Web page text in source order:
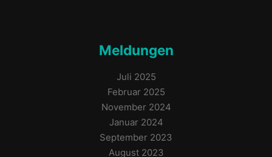
Meldungen
Juli 2025
Februar 2025
November 2024
Januar 2024
September 2023
August 2023